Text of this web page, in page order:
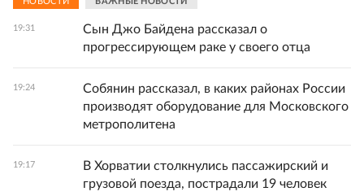
19:31
Сын Джо Байдена рассказал о
прогрессирующем раке у своего отца
19:24
Собянин рассказал, в каких районах России
производят оборудование для Московского
метрополитена
19:17
В Хорватии столкнулись пассажирский и
грузовой поезда, пострадали 19 человек